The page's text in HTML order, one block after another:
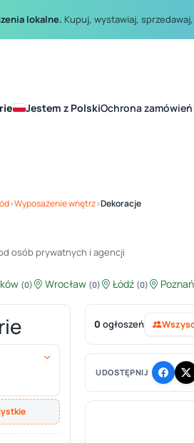
lokalne. Kupuj, wystawiaj,
Jestem z PolskiOchrona zamówień
›Wyposażenie wnętrz›Dekoracje
osób prywatnych i agencji
(0) Wrocław (0) Łódź (0) Poznań
0 ogłoszeń
UDOSTĘPNIJ